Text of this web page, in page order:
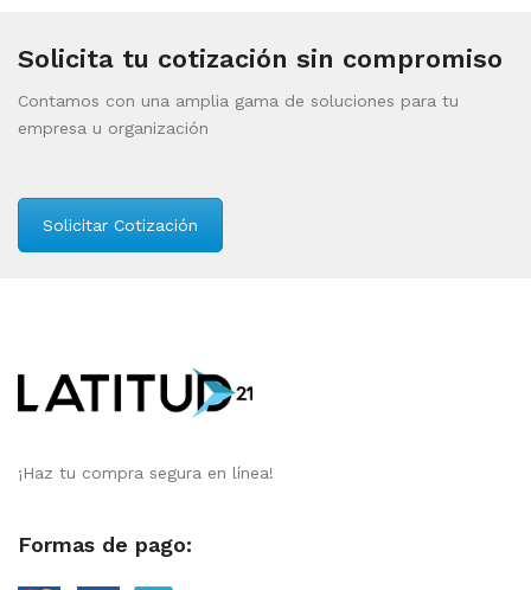
Solicita tu cotización sin compromiso
Contamos con una amplia gama de soluciones para tu
empresa u organización
Solicitar Cotización
¡Haz tu compra segura en línea!
Formas de pago: